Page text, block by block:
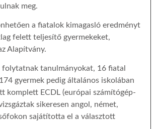
meg.
a fiatalok kimagasló eredményt
felett teljesítő gyermekeket,
Alapítvány.
tanulmányokat, 16 fiatal
gyermek pedig általános iskolában
komplett ECDL (európai számítógép-
sikeresen angol, német,
sajátította el a választott